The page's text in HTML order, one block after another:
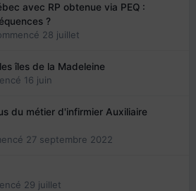
avec RP obtenue via PEQ :
?
28 juillet
îles de la Madeleine
16 juin
du métier d'infirmier Auxiliaire
27 septembre 2022
29 juillet